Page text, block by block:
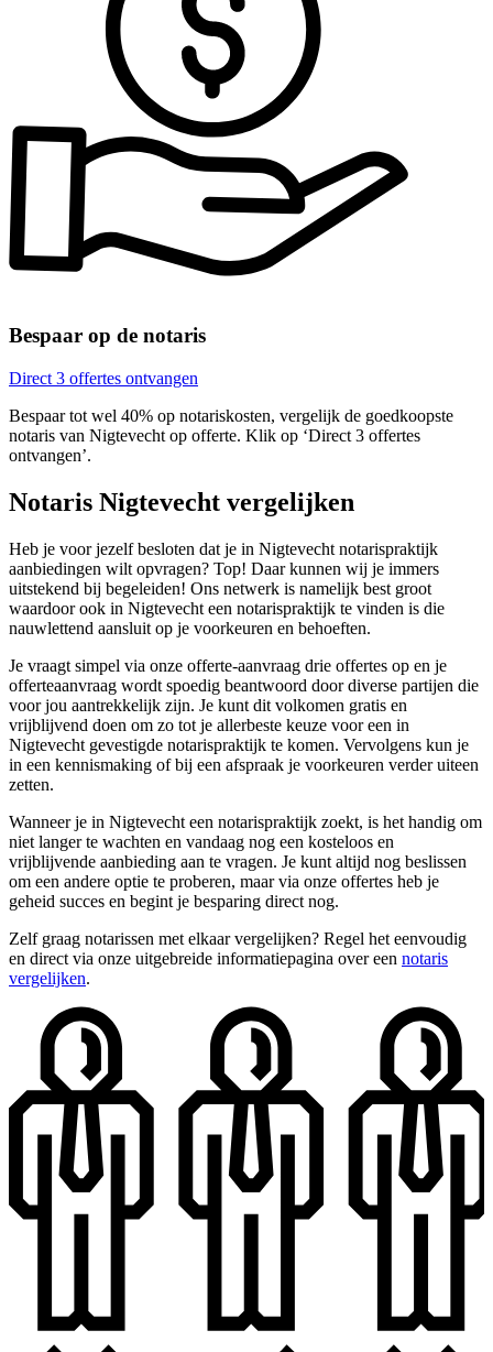
Bespaar op de notaris
Direct 3 offertes ontvangen
Bespaar tot wel 40% op notariskosten, vergelijk de goedkoopste
notaris van Nigtevecht op offerte. Klik op ‘Direct 3 offertes
ontvangen’.
Notaris Nigtevecht vergelijken
Heb je voor jezelf besloten dat je in Nigtevecht notarispraktijk
aanbiedingen wilt opvragen? Top! Daar kunnen wij je immers
uitstekend bij begeleiden! Ons netwerk is namelijk best groot
waardoor ook in Nigtevecht een notarispraktijk te vinden is die
nauwlettend aansluit op je voorkeuren en behoeften.
Je vraagt simpel via onze offerte-aanvraag drie offertes op en je
offerteaanvraag wordt spoedig beantwoord door diverse partijen die
voor jou aantrekkelijk zijn. Je kunt dit volkomen gratis en
vrijblijvend doen om zo tot je allerbeste keuze voor een in
Nigtevecht gevestigde notarispraktijk te komen. Vervolgens kun je
in een kennismaking of bij een afspraak je voorkeuren verder uiteen
zetten.
Wanneer je in Nigtevecht een notarispraktijk zoekt, is het handig om
niet langer te wachten en vandaag nog een kosteloos en
vrijblijvende aanbieding aan te vragen. Je kunt altijd nog beslissen
om een andere optie te proberen, maar via onze offertes heb je
geheid succes en begint je besparing direct nog.
Zelf graag notarissen met elkaar vergelijken? Regel het eenvoudig
en direct via onze uitgebreide informatiepagina over een notaris
vergelijken.